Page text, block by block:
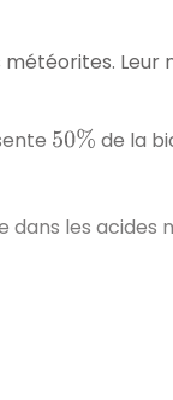
Leur
50% de la
les acides